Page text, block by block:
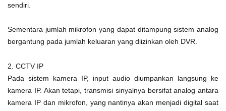
sendiri.
Sementara jumlah mikrofon yang dapat ditampung sistem analog
bergantung pada jumlah keluaran yang diizinkan oleh DVR.
2. CCTV IP
Pada sistem kamera IP, input audio diumpankan langsung ke
kamera IP. Akan tetapi, transmisi sinyalnya bersifat analog antara
kamera IP dan mikrofon, yang nantinya akan menjadi digital saat